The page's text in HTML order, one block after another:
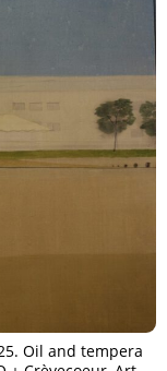
Oil and tempera